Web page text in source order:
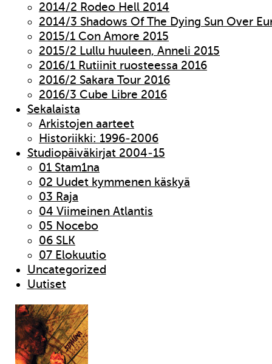
2014/2 Rodeo Hell 2014
2014/3 Shadows Of The Dying Sun Over
2015/1 Con Amore 2015
2015/2 Lullu huuleen, Anneli 2015
2016/1 Rutiinit ruosteessa 2016
2016/2 Sakara Tour 2016
2016/3 Cube Libre 2016
Sekalaista
Arkistojen aarteet
Historiikki: 1996-2006
Studiopäiväkirjat 2004-15
01 Stam1na
02 Uudet kymmenen käskyä
03 Raja
04 Viimeinen Atlantis
05 Nocebo
06 SLK
07 Elokuutio
Uncategorized
Uutiset